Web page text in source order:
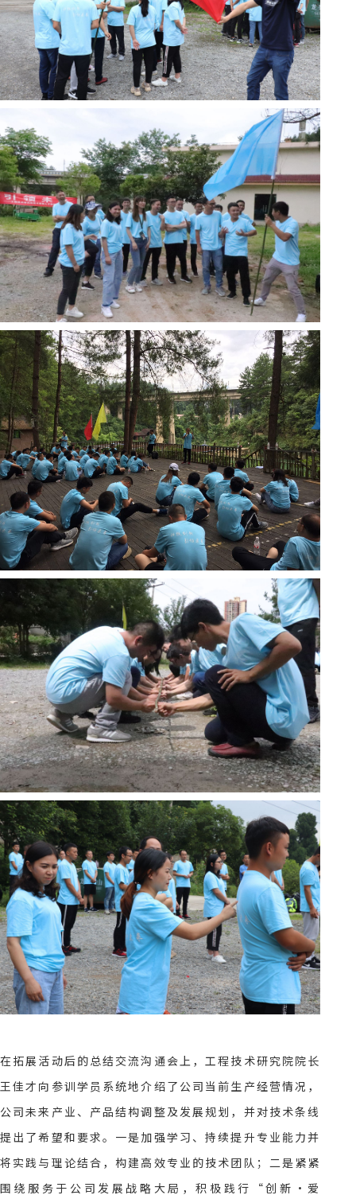
在拓展活动后的总结交流沟通会上，工程技术研究院院长
王佳才向参训学员系统地介绍了公司当前生产经营情况，
公司未来产业、产品结构调整及发展规划，并对技术条线
提出了希望和要求。一是加强学习、持续提升专业能力并
将实践与理论结合，构建高效专业的技术团队；二是紧紧
围绕服务于公司发展战略大局，积极践行“创新·爱